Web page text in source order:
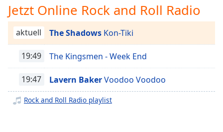
Rate
Chapters
Descriptions
off,
Jetzt Online Rock and Roll Radio
aktuell The Shadows Kon-Tiki
19:49 The Kingsmen - Week End
19:47 Lavern BakerVoodoo Voodoo
Rock and Roll Radio playlist